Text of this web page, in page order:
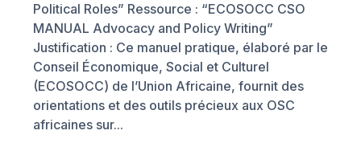
Political Roles” Ressource : “ECOSOCC CSO
MANUAL Advocacy and Policy Writing”
Justification : Ce manuel pratique, élaboré par le
Conseil Économique, Social et Culturel
(ECOSOCC) de l’Union Africaine, fournit des
orientations et des outils précieux aux OSC
africaines sur...